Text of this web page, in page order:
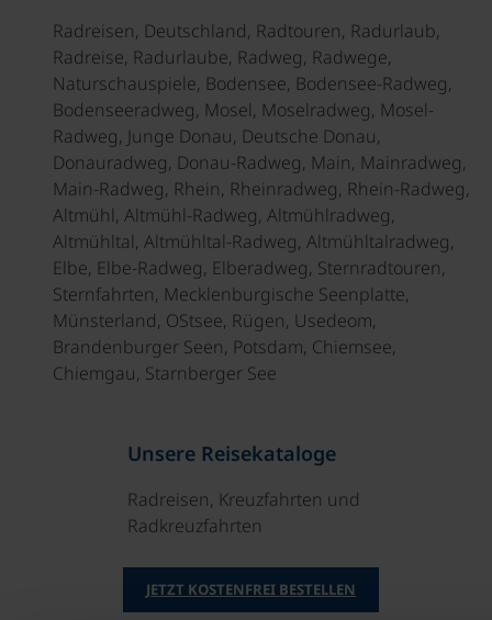
Radreisen, Deutschland, Radtouren, Radurlaub,
Radreise, Radurlaube, Radweg, Radwege,
Naturschauspiele, Bodensee, Bodensee-Radweg,
Bodenseeradweg, Mosel, Moselradweg, Mosel-
Radweg, Junge Donau, Deutsche Donau,
Donauradweg, Donau-Radweg, Main, Mainradweg,
Main-Radweg, Rhein, Rheinradweg, Rhein-Radweg,
Altmühl, Altmühl-Radweg, Altmühlradweg,
Altmühltal, Altmühltal-Radweg, Altmühltalradweg,
Elbe, Elbe-Radweg, Elberadweg, Sternradtouren,
Sternfahrten, Mecklenburgische Seenplatte,
Münsterland, OStsee, Rügen, Usedeom,
Brandenburger Seen, Potsdam, Chiemsee,
Chiemgau, Starnberger See
Unsere Reisekataloge
Radreisen, Kreuzfahrten und
Radkreuzfahrten
JETZT KOSTENFREI BESTELLEN